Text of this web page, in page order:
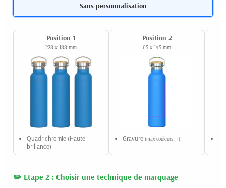
Sans personnalisation
Position 1
228 x 188 mm
Quadrichromie (Haute
brillance)
Position 2
65 x 145 mm
Gravure (max couleurs : 1)
Etape 2 : Choisir une technique de marquage